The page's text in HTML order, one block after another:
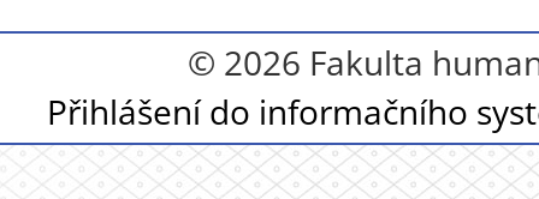
© 2026 Fakulta
Přihlášení do informačního